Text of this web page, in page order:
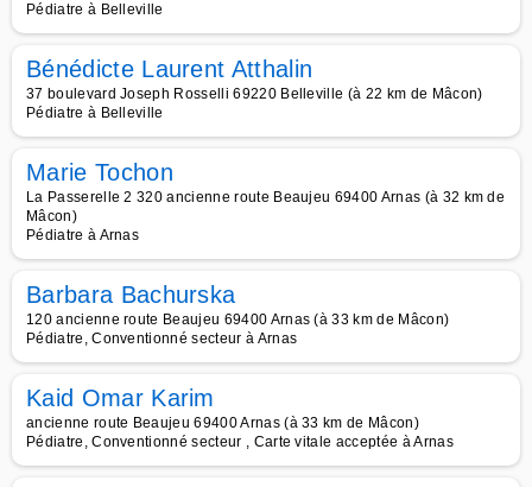
Pédiatre à Belleville
Bénédicte Laurent Atthalin
37 boulevard Joseph Rosselli 69220 Belleville (à 22 km de Mâcon)
Pédiatre à Belleville
Marie Tochon
La Passerelle 2 320 ancienne route Beaujeu 69400 Arnas (à 32 km de
Mâcon)
Pédiatre à Arnas
Barbara Bachurska
120 ancienne route Beaujeu 69400 Arnas (à 33 km de Mâcon)
Pédiatre, Conventionné secteur à Arnas
Kaid Omar Karim
ancienne route Beaujeu 69400 Arnas (à 33 km de Mâcon)
Pédiatre, Conventionné secteur , Carte vitale acceptée à Arnas